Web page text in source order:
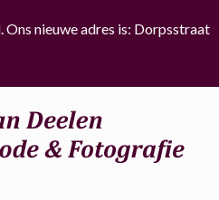
Ons nieuwe adres is: Dorpsstraat